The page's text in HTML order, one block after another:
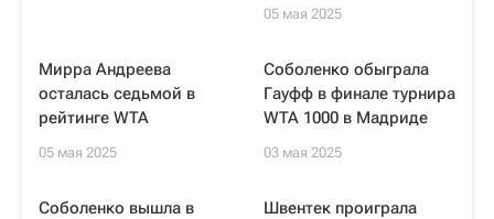
05 мая 2025
Мирра Андреева
осталась седьмой в
рейтинге WTA
05 мая 2025
Соболенко обыграла
Гауфф в финале турнира
WTA 1000 в Мадриде
03 мая 2025
Соболенко вышла в
Швентек проиграла